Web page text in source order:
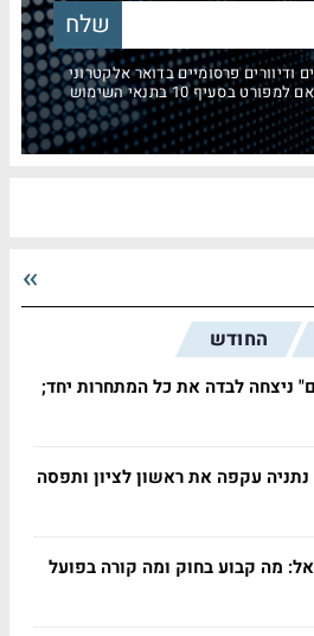
ודיוורים פרסומיים בדואר אלקטרוני
בסעיף 10 בתנאי השימוש
החודש
ניצחה לבדה את כל המתחרות יחד;
עקפה את ראשון לציון ותפסה
מה קבוע בחוק ומה קורה בפועל